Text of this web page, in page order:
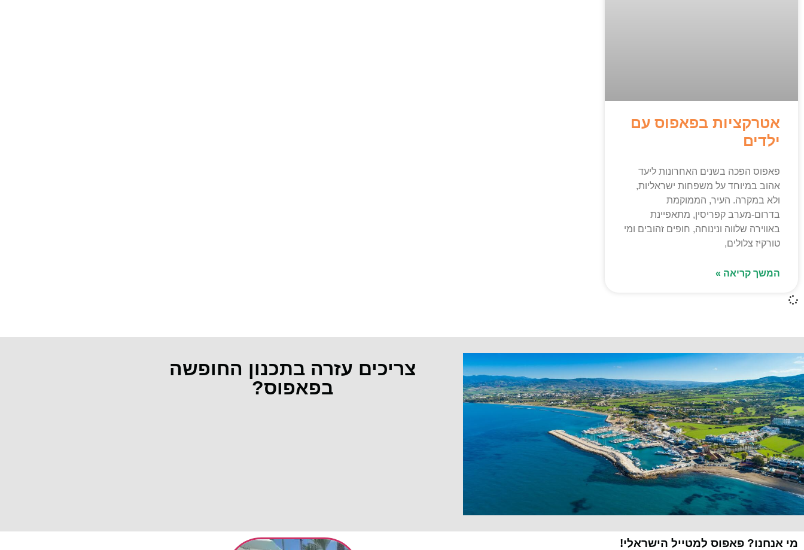
אטרקציות בפאפוס עם
ילדים
פאפוס הפכה בשנים האחרונות ליעד
אהוב במיוחד על משפחות ישראליות,
ולא במקרה. העיר, הממוקמת
בדרום-מערב קפריסין, מתאפיינת
באווירה שלווה ונינוחה, חופים זהובים ומי
טורקיז צלולים,
המשך קריאה »
צריכים עזרה בתכנון החופשה
בפאפוס?
מי אנחנו? פאפוס למטייל הישראלי!